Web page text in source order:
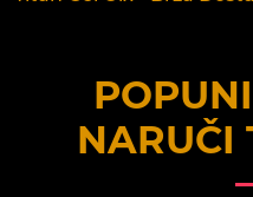
NARUČI